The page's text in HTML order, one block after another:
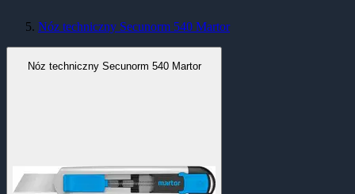
Nóz techniczny Secunorm 540 Martor
Nóz techniczny Secunorm 540 Martor